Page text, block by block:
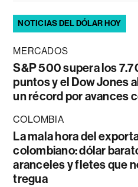
NOTICIAS DEL DÓLAR HOY
MERCADOS
S&P 500 supera los
puntos y el Dow Jones
un récord por avances
COLOMBIA
La mala hora del
colombiano: dólar
aranceles y fletes que
tregua